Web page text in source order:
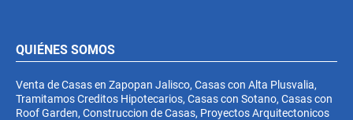
QUIÉNES SOMOS
Venta de Casas en Zapopan Jalisco, Casas con Alta Plusvalia,
Tramitamos Creditos Hipotecarios, Casas con Sotano, Casas con
Roof Garden, Construccion de Casas, Proyectos Arquitectonicos